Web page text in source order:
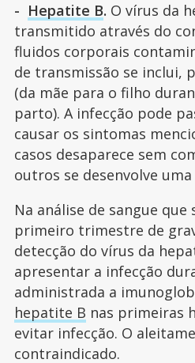
- Hepatite B. O vírus da
transmitido através do
fluidos corporais
de transmissão se inclui,
(da mãe para o filho
parto). A infecção pode
causar os sintomas
casos desaparece sem
outros se desenvolve
Na análise de sangue que
primeiro trimestre de
detecção do vírus da
apresentar a infecção
administrada a
hepatite B nas primeiras
evitar infecção. O
contraindicado.